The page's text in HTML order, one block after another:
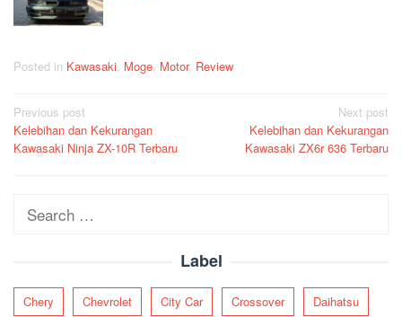
Posted in Kawasaki, Moge, Motor, Review
Post
navigation
Previous post
Kelebihan dan Kekurangan
Kawasaki Ninja ZX-10R Terbaru
Next post
Kelebihan dan Kekurangan
Kawasaki ZX6r 636 Terbaru
Search
Label
Chery Chevrolet City Car Crossover Daihatsu